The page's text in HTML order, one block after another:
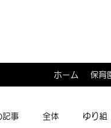
ホーム 保育
記事 全体 ゆり組